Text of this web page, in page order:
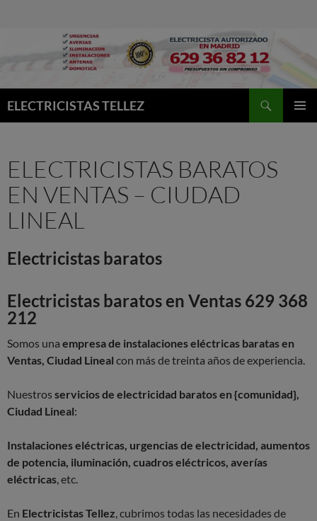
ELECTRICISTAS TELLEZ
ELECTRICISTAS BARATOS
EN VENTAS – CIUDAD
LINEAL
Electricistas baratos
Electricistas baratos en Ventas 629 368
212
Somos una empresa de instalaciones eléctricas baratas en
Ventas, Ciudad Lineal con más de treinta años de experiencia.
Nuestros servicios de electricidad baratos en {comunidad},
Ciudad Lineal:
Instalaciones eléctricas, urgencias de electricidad, aumentos
de potencia, iluminación, cuadros eléctricos, averías
eléctricas, etc.
En Electricistas Tellez, cubrimos todas las necesidades de